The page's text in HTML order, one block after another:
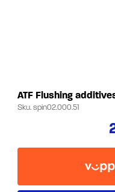
ATF Flushing
Sku.spin02.000.51